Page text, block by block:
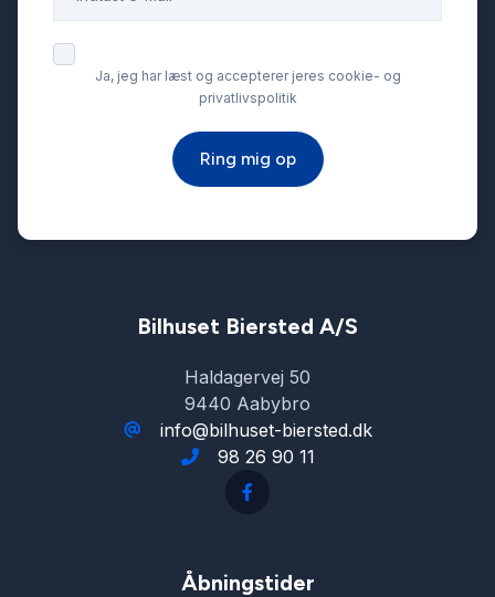
Ja, jeg har læst og accepterer jeres cookie- og
privatlivspolitik
Ring mig op
Bilhuset Biersted A/S
Haldagervej 50
9440 Aabybro
info@bilhuset-biersted.dk
98 26 90 11
Åbningstider